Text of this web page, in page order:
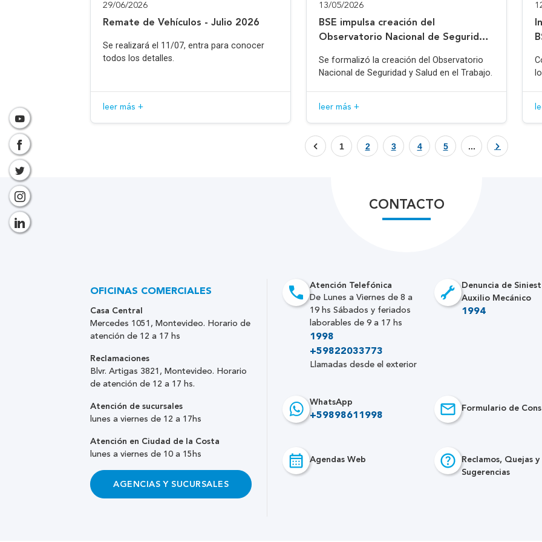
29/06/2026
Remate de Vehículos - Julio 2026
Se realizará el 11/07, entra para conocer
todos los detalles.
leer más +
13/05/2026
BSE impulsa creación del
Observatorio Nacional de Seguridad
Se formalizó la creación del Observatorio
Nacional de Seguridad y Salud en el Trabajo.
leer más +
1 2 3 4 5 ...
CONTACTO
Atención Telefónica
De Lunes a Viernes de 8 a
19 hs Sábados y feriados
laborables de 9 a 17 hs
1998
+59822033773
Llamadas desde el exterior
Denuncia de
Auxilio Mecánico
1994
WhatsApp
+59898611998
Formulario de
Agendas Web
Reclamos, Quejas y
Sugerencias
OFICINAS COMERCIALES
Casa Central
Mercedes 1051, Montevideo. Horario de
atención de 12 a 17 hs
Reclamaciones
Blvr. Artigas 3821, Montevideo. Horario
de atención de 12 a 17 hs.
Atención de sucursales
lunes a viernes de 12 a 17hs
Atención en Ciudad de la Costa
lunes a viernes de 10 a 15hs
AGENCIAS Y SUCURSALES